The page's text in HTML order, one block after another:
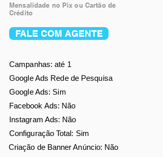
Mensalidade no Pix ou Cartão de
Crédito
FALE COM AGENTE
Campanhas: até 1
Google Ads Rede de Pesquisa
Google Ads: Sim
Facebook Ads: Não
Instagram Ads: Não
Configuração Total: Sim
Criação de Banner Anúncio: Não